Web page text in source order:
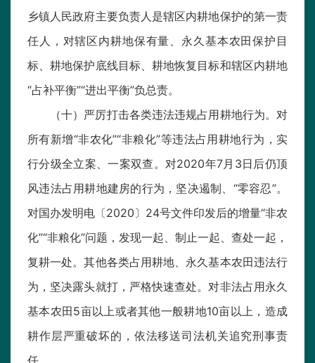
乡镇人民政府主要负责人是辖区内耕地保护的第一责
任人，对辖区内耕地保有量、永久基本农田保护目
标、耕地保护底线目标、耕地恢复目标和辖区内耕地
“占补平衡”“进出平衡”负总责。
（十）严厉打击各类违法违规占用耕地行为。对
所有新增“非农化”“非粮化”等违法占用耕地行为，实
行分级全立案、一案双查。对2020年7月3日后仍顶
风违法占用耕地建房的行为，坚决遏制、“零容忍”。
对国办发明电〔2020〕24号文件印发后的增量“非农
化”“非粮化”问题，发现一起、制止一起、查处一起，
复耕一处。其他各类占用耕地、永久基本农田违法行
为，坚决露头就打，严格快速查处。对非法占用永久
基本农田5亩以上或者其他一般耕地10亩以上，造成
耕作层严重破坏的，依法移送司法机关追究刑事责